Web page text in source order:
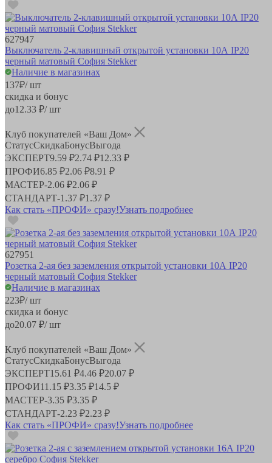
627947
Выключатель 2-клавишный открытой установки 10А IP20
черный матовый София Stekker
Наличие в магазинах
137₽/ шт
скидка и бонус
до12.33 ₽/ шт
Клуб покупателей «Ваш Дом»
СтатусСкидкаБонусВыгода
ЭКСПЕРТ9.59 ₽2.74 ₽12.33 ₽
ПРОФИ6.85 ₽2.06 ₽8.91 ₽
МАСТЕР-2.06 ₽2.06 ₽
СТАНДАРТ-1.37 ₽1.37 ₽
Как стать «ПРОФИ» сразу!Узнать подробнее
627951
Розетка 2-ая без заземления открытой установки 10А IP20
черный матовый София Stekker
Наличие в магазинах
223₽/ шт
скидка и бонус
до20.07 ₽/ шт
Клуб покупателей «Ваш Дом»
СтатусСкидкаБонусВыгода
ЭКСПЕРТ15.61 ₽4.46 ₽20.07 ₽
ПРОФИ11.15 ₽3.35 ₽14.5 ₽
МАСТЕР-3.35 ₽3.35 ₽
СТАНДАРТ-2.23 ₽2.23 ₽
Как стать «ПРОФИ» сразу!Узнать подробнее